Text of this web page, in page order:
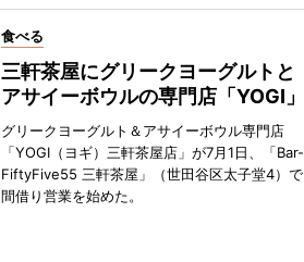
食べる
三軒茶屋にグリークヨーグルトと
アサイーボウルの専門店「YOGI」
グリークヨーグルト＆アサイーボウル専門店
「YOGI（ヨギ）三軒茶屋店」が7月1日、「Bar-
FiftyFive55 三軒茶屋」（世田谷区太子堂4）で
間借り営業を始めた。